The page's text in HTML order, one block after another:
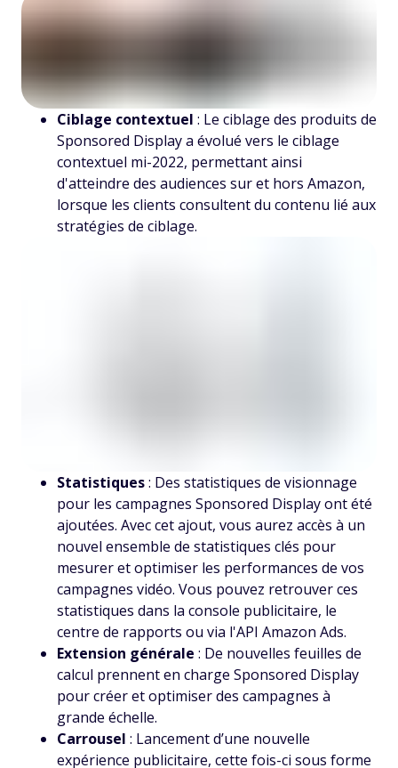
Ciblage contextuel : Le ciblage des produits de
Sponsored Display a évolué vers le ciblage
contextuel mi-2022, permettant ainsi
d'atteindre des audiences sur et hors Amazon,
lorsque les clients consultent du contenu lié aux
stratégies de ciblage.
Statistiques: Des statistiques de visionnage
pour les campagnes Sponsored Display ont été
ajoutées. Avec cet ajout, vous aurez accès à un
nouvel ensemble de statistiques clés pour
mesurer et optimiser les performances de vos
campagnes vidéo. Vous pouvez retrouver ces
statistiques dans la console publicitaire, le
centre de rapports ou via l'API Amazon Ads.
Extension générale : De nouvelles feuilles de
calcul prennent en charge Sponsored Display
pour créer et optimiser des campagnes à
grande échelle.
Carrousel : Lancement d’une nouvelle
expérience publicitaire, cette fois-ci sous forme